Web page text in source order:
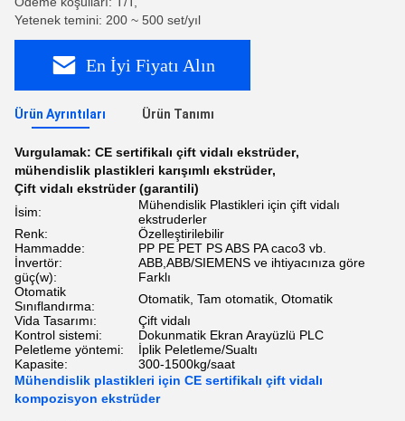
Yetenek temini: 200 ~ 500 set/yıl
En İyi Fiyatı Alın
Ürün Ayrıntıları Ürün Tanımı
Vurgulamak: CE sertifikalı çift vidalı ekstrüder,
mühendislik plastikleri karışımlı ekstrüder,
Çift vidalı ekstrüder (garantili)
İsim:
Mühendislik Plastikleri için çift vidalı
ekstruderler
Renk:
Özelleştirilebilir
Hammadde:
PP PE PET PS ABS PA caco3 vb.
İnvertör:
ABB,ABB/SIEMENS ve ihtiyacınıza göre
güç(w):
Farklı
Otomatik
Sınıflandırma:
Otomatik, Tam otomatik, Otomatik
Vida Tasarımı:
Çift vidalı
Kontrol sistemi:
Dokunmatik Ekran Arayüzlü PLC
Peletleme yöntemi:
İplik Peletleme/Sualtı
Kapasite:
300-1500kg/saat
Mühendislik plastikleri için CE sertifikalı çift vidalı
kompozisyon ekstrüder